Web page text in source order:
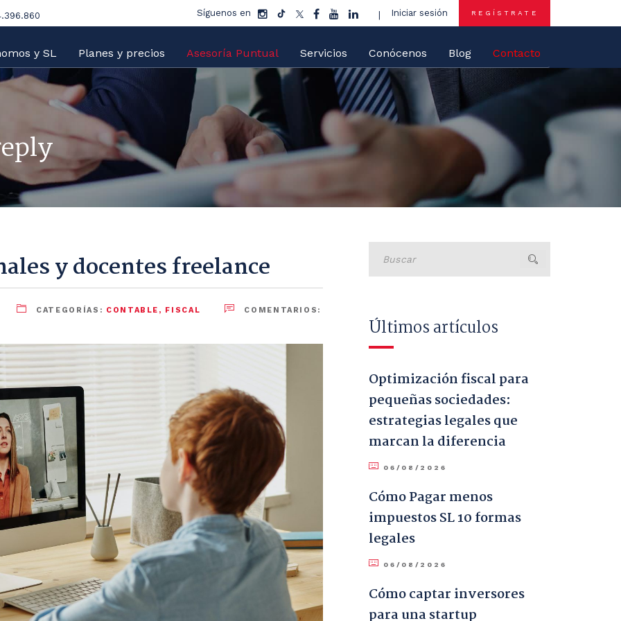
Síguenos en Iniciar sesión REGÍSTRATE
y SL Planes y precios Asesoría Puntual Servicios Conócenos Blog Contacto
y docentes freelance
CATEGORÍAS: CONTABLE , FISCAL COMENTARIOS:
Últimos artículos
Optimización fiscal para
pequeñas sociedades:
estrategias legales que
marcan la diferencia
06/08/2026
Cómo Pagar menos
impuestos SL 10 formas
legales
06/08/2026
Cómo captar inversores
para una startup